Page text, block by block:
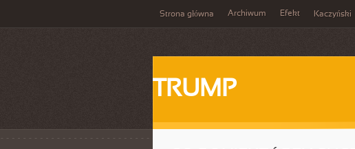
Strona główna Archiwum Efekt Kaczyński
TRUMP